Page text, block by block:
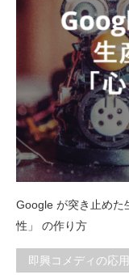
Google が突き止めた
性」 の作り方
即興コメディの応用